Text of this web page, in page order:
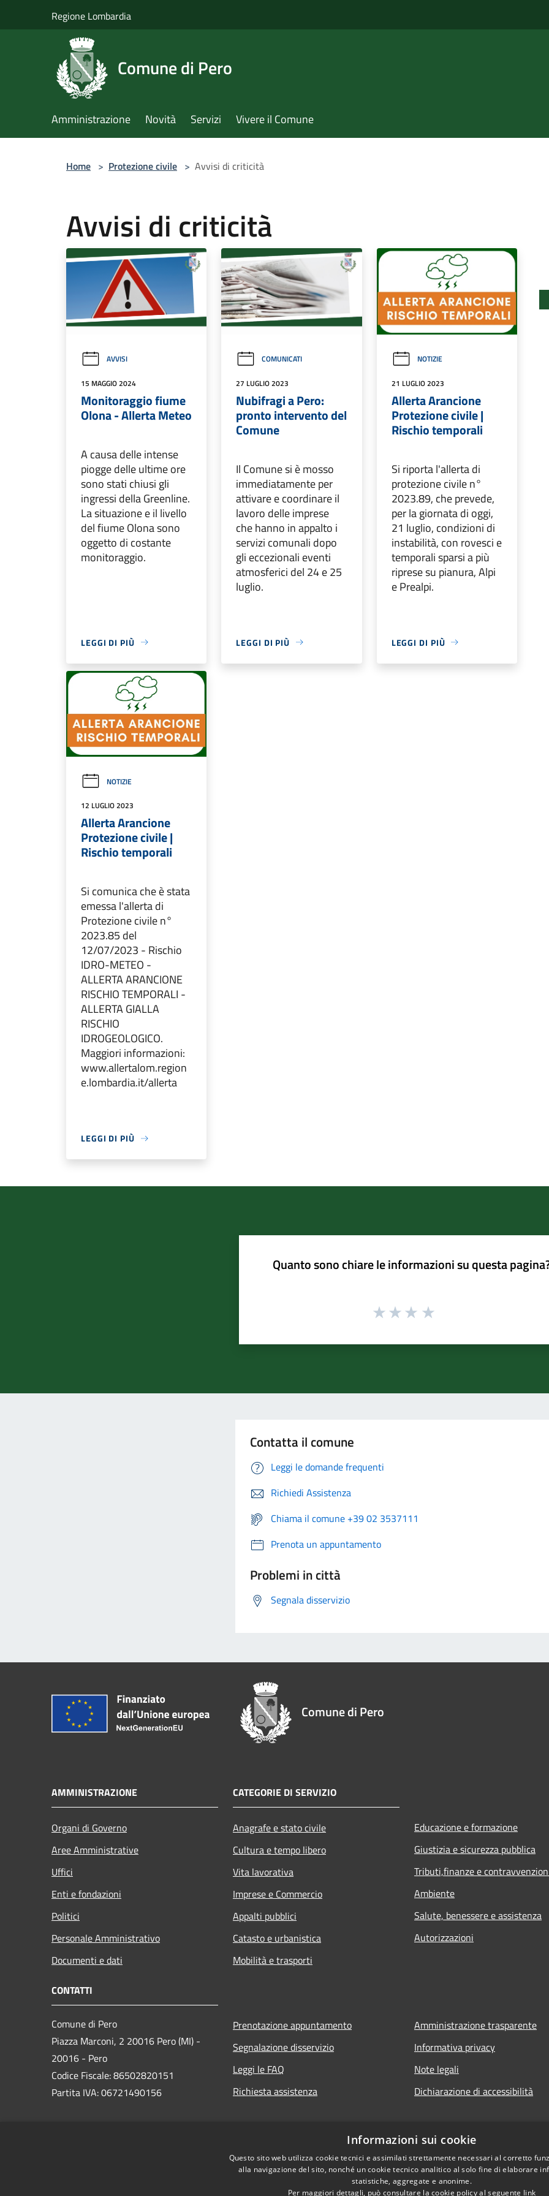
Regione Lombardia
Comune di Pero
Amministrazione Novità Servizi Vivere il Comune
Home > Protezione civile > Avvisi di criticità
Avvisi di criticità
AVVISI
15 MAGGIO 2024
Monitoraggio fiume
Olona - Allerta Meteo
A causa delle intense
piogge delle ultime ore
sono stati chiusi gli
ingressi della Greenline.
La situazione e il livello
del fiume Olona sono
oggetto di costante
monitoraggio.
LEGGI DI PIÙ
COMUNICATI
27 LUGLIO 2023
Nubifragi a Pero:
pronto intervento del
Comune
Il Comune si è mosso
immediatamente per
attivare e coordinare il
lavoro delle imprese
che hanno in appalto i
servizi comunali dopo
gli eccezionali eventi
atmosferici del 24 e 25
luglio.
LEGGI DI PIÙ
NOTIZIE
21 LUGLIO 2023
Allerta Arancione
Protezione civile |
Rischio temporali
Si riporta l'allerta di
protezione civile n°
2023.89, che prevede,
per la giornata di oggi,
21 luglio, condizioni di
instabilità, con rovesci e
temporali sparsi a più
riprese su pianura, Alpi
e Prealpi.
LEGGI DI PIÙ
NOTIZIE
12 LUGLIO 2023
Allerta Arancione
Protezione civile |
Rischio temporali
Si comunica che è stata
emessa l'allerta di
Protezione civile n°
2023.85 del
12/07/2023 - Rischio
IDRO-METEO -
ALLERTA ARANCIONE
RISCHIO TEMPORALI -
ALLERTA GIALLA
RISCHIO
IDROGEOLOGICO.
Maggiori informazioni:
www.allertalom.region
e.lombardia.it/allerta
LEGGI DI PIÙ
Quanto sono chiare le informazioni su questa
Contatta il comune
Leggi le domande frequenti
Richiedi Assistenza
Chiama il comune +39 02 3537111
Prenota un appuntamento
Problemi in città
Segnala disservizio
Comune di Pero
AMMINISTRAZIONE
Organi di Governo
Aree Amministrative
Uffici
Enti e fondazioni
Politici
Personale Amministrativo
Documenti e dati
CATEGORIE DI SERVIZIO
Anagrafe e stato civile
Cultura e tempo libero
Vita lavorativa
Imprese e Commercio
Appalti pubblici
Catasto e urbanistica
Mobilità e trasporti
Educazione e formazione
Giustizia e sicurezza pubblica
Tributi,finanze e
Ambiente
Salute, benessere e assistenza
Autorizzazioni
CONTATTI
Comune di Pero
Piazza Marconi, 2 20016 Pero (MI) -
20016 - Pero
Codice Fiscale: 86502820151
Partita IVA: 06721490156
Prenotazione appuntamento
Segnalazione disservizio
Leggi le FAQ
Richiesta assistenza
Amministrazione trasparente
Informativa privacy
Note legali
Dichiarazione di accessibilità
Informazioni sui cookie
Questo sito web utilizza cookie tecnici e assimilati strettamente necessari al corretto
alla navigazione del sito, nonché un cookie tecnico analitico al solo fine di elaborare
statistiche, aggregate e anonime.
Per maggiori dettagli, può consultare la cookie policy al seguente link